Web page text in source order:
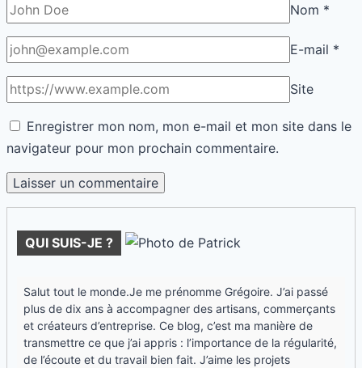
Nom *
E-mail *
Site
Enregistrer mon nom, mon e-mail et mon site dans le
navigateur pour mon prochain commentaire.
QUI SUIS-JE ?
Salut tout le monde.Je me prénomme Grégoire. J’ai passé
plus de dix ans à accompagner des artisans, commerçants
et créateurs d’entreprise. Ce blog, c’est ma manière de
transmettre ce que j’ai appris : l’importance de la régularité,
de l’écoute et du travail bien fait. J’aime les projets